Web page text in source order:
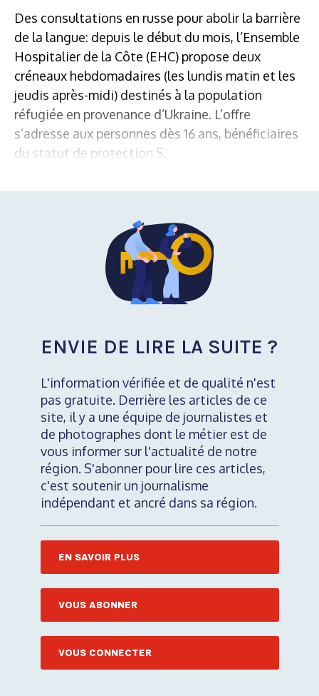
Des consultations en russe pour abolir la barrière
de la langue: depuis le début du mois, l’Ensemble
Hospitalier de la Côte (EHC) propose deux
créneaux hebdomadaires (les lundis matin et les
jeudis après-midi) destinés à la population
réfugiée en provenance d’Ukraine. L’offre
s’adresse aux personnes dès 16 ans, bénéficiaires
du statut de protection S.
ENVIE DE LIRE LA SUITE ?
L'information vérifiée et de qualité n'est
pas gratuite. Derrière les articles de ce
site, il y a une équipe de journalistes et
de photographes dont le métier est de
vous informer sur l'actualité de notre
région. S'abonner pour lire ces articles,
c'est soutenir un journalisme
indépendant et ancré dans sa région.
EN SAVOIR PLUS
VOUS ABONNER
VOUS CONNECTER